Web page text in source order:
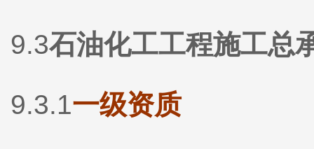
9.3石油化工工程施工总
9.3.1一级资质